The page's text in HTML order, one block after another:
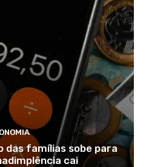
das famílias sobe para
cai